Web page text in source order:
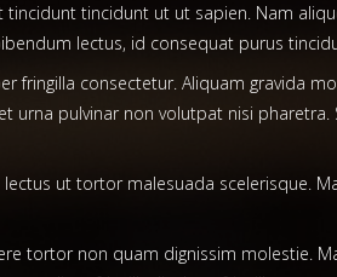
tincidunt ut ut sapien. Nam
lectus, id consequat purus
fringilla consectetur. Aliquam gravida
pulvinar non volutpat nisi pharetra.
ut tortor malesuada scelerisque.
tortor non quam dignissim molestie.